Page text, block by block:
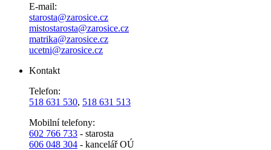
E-mail:
starosta@zarosice.cz
mistostarosta@zarosice.cz
matrika@zarosice.cz
ucetni@zarosice.cz
Kontakt
Telefon:
518 631 530, 518 631 513
Mobilní telefony:
602 766 733 - starosta
606 048 304 - kancelář OÚ